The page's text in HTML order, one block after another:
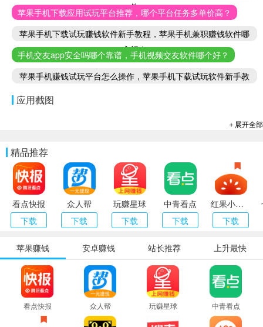
件
苹果手机下载应用试玩平台推荐，哪个平台任务多单价高？
苹果手机下载试玩赚钱软件新手教程，苹果手机兼职赚钱软件哪
个好！
手机交友app安全吗哪个靠谱，手机视频交友软件哪个好？
苹果手机赚钱试玩平台怎么操作，苹果手机下载试玩软件新手教
应用截图
＋展开全部
精品推荐
看点快报
下载
众人帮
下载
玩赚星球
下载
中青看点
下载
红果小说（番茄小说）
下载
苹果赚钱 安卓赚钱 站长推荐 上升最快
看点快报 众人帮 玩赚星球 中青看点